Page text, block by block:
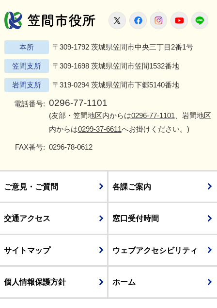
笠間市役所
X FacebookInstagram
本所 〒309-1792 茨城県笠間市中央三丁目2番1号
笠間支所 〒309-1698 茨城県笠間市笠間1532番地
岩間支所 〒319-0294 茨城県笠間市下郷5140番地
電話番号: 0296-77-1101
(友部・笠間地区内からは0296-77-1101 、岩間地区
内からは0299-37-6611へお掛けください。)
FAX番号: 0296-78-0612
ご意見・ご質問 各課ご案内
交通アクセス 窓口受付時間
サイトマップ ウェブアクセシビリティ
個人情報保護方針 ホーム